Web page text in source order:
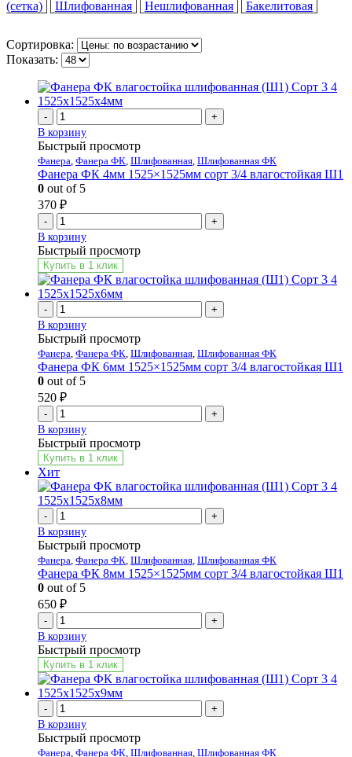
(сетка)
Шлифованная Нешлифованная Бакелитовая
Сортировка:
Показать:
-
+
В корзину
Быстрый просмотр
Фанера Фанера ФК Шлифованная Шлифованная ФК
Фанера ФК 4мм 1525×1525мм сорт 3/4 влагостойкая Ш1
0 out of 5
370 ₽
-
+
В корзину
Быстрый просмотр
Купить в 1 клик
-
+
В корзину
Быстрый просмотр
Фанера Фанера ФК Шлифованная Шлифованная ФК
Фанера ФК 6мм 1525×1525мм сорт 3/4 влагостойкая Ш1
0 out of 5
520 ₽
-
+
В корзину
Быстрый просмотр
Купить в 1 клик
Хит
-
+
В корзину
Быстрый просмотр
Фанера Фанера ФК Шлифованная Шлифованная ФК
Фанера ФК 8мм 1525×1525мм сорт 3/4 влагостойкая Ш1
0 out of 5
650 ₽
-
+
В корзину
Быстрый просмотр
Купить в 1 клик
-
+
В корзину
Быстрый просмотр
Фанера Фанера ФК Шлифованная Шлифованная ФК